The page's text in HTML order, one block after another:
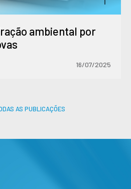
ambiental por
16/07/2025
AS PUBLICAÇÕES